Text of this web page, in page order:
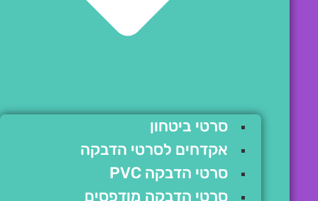
סרטי ביטחון
אקדחים לסרטי הדבקה
סרטי הדבקה PVC
סרטי הדבקה מודפסים